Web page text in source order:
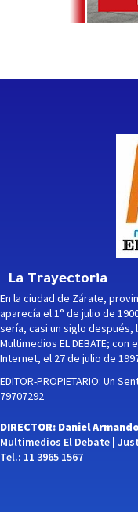
La Trayectoria
En la ciudad de Zárate,
aparecía el 1° de julio de
sería, casi un siglo después,
Multimedios EL DEBATE;
Internet, el 27 de julio de
EDITOR-PROPIETARIO: Un
79707292
DIRECTOR: Daniel
Multimedios El Debate |
Tel.: 11 3965 1567